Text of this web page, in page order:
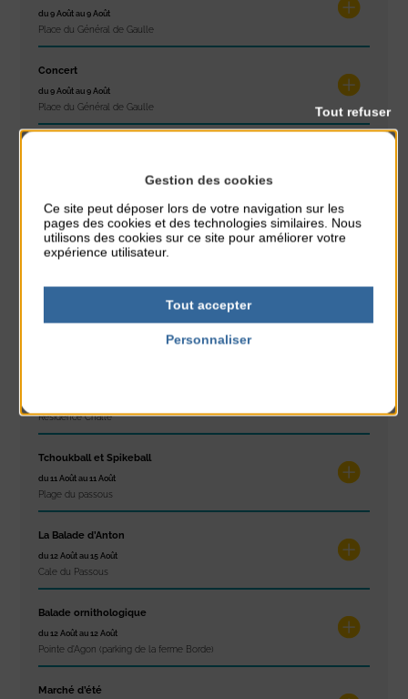
du 9 Août au 9 Août
Place du Général de Gaulle
Concert
du 9 Août au 9 Août
Place du Général de Gaulle
Réveil musculaire
du 10 Août au 14 Août
Plage du passous
du 10 Août au 14 Août
Résidence Challe
Tchoukball et Spikeball
du 11 Août au 11 Août
Plage du passous
La Balade d’Anton
du 12 Août au 15 Août
Cale du Passous
Balade ornithologique
du 12 Août au 12 Août
Pointe d'Agon (parking de la ferme Borde)
Marché d’été
Gestion des cookies
Ce site peut déposer lors de votre navigation sur les
pages des cookies et des technologies similaires. Nous
utilisons des cookies sur ce site pour améliorer votre
expérience utilisateur.
Tout accepter
Tout refuser
Personnaliser